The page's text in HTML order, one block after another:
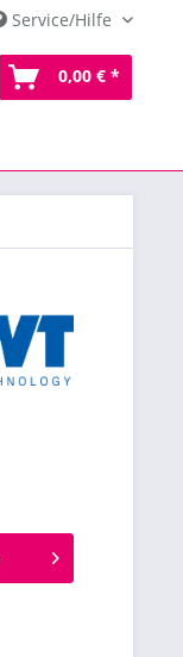
Service/Hilfe
0,00 € *